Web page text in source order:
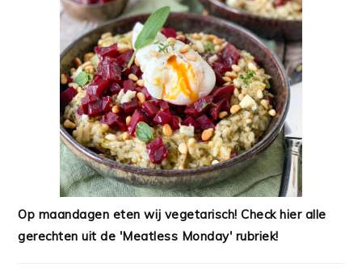
Op maandagen eten wij vegetarisch! Check hier alle
gerechten uit de 'Meatless Monday' rubriek!